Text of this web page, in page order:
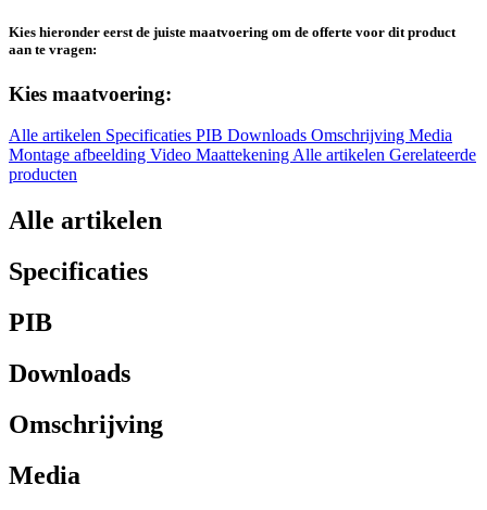
Kies hieronder eerst de juiste maatvoering om de offerte voor dit product
aan te vragen:
Kies maatvoering:
Alle artikelen Specificaties PIB Downloads Omschrijving Media
Montage afbeelding Video MaattekeningAlle artikelen Gerelateerde
producten
Alle artikelen
Specificaties
PIB
Downloads
Omschrijving
Media